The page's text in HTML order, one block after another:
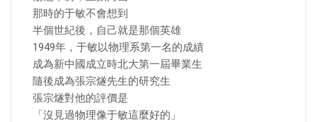
那時的于敏不會想到
半個世紀後，自己就是那個英雄
1949年，于敏以物理系第一名的成績
成為新中國成立時北大第一屆畢業生
隨後成為張宗燧先生的研究生
張宗燧對他的評價是
「沒見過物理像于敏這麼好的」